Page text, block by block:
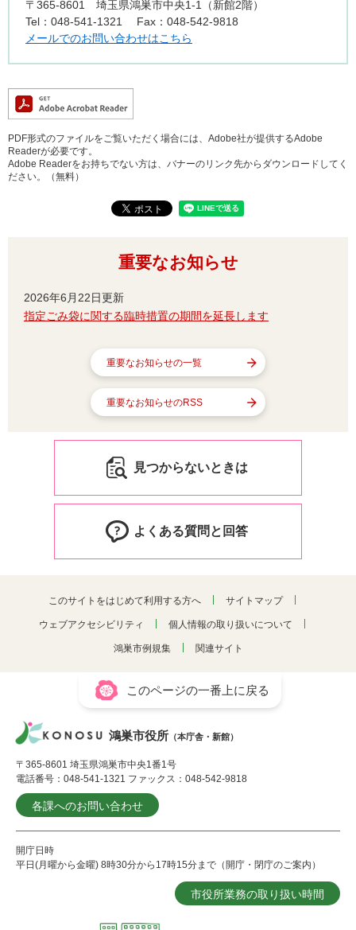
〒365-8601
埼玉県鴻巣市中央1-1（新館2階）
Tel：048-541-1321
Fax：048-542-9818
メールでのお問い合わせはこちら
PDF形式のファイルをご覧いただく場合には、Adobe社が提供するAdobe
Readerが必要です。
Adobe Readerをお持ちでない方は、バナーのリンク先からダウンロードしてく
ださい。（無料）
重要なお知らせ
2026年6月22日更新
指定ごみ袋に関する臨時措置の期間を延長します
重要なお知らせの一覧
重要なお知らせのRSS
見つからないときは
よくある質問と回答
このサイトをはじめて利用する方へ サイトマップ
ウェブアクセシビリティ 個人情報の取り扱いについて
鴻巣市例規集 関連サイト
このページの一番上に戻る
鴻巣市役所 （本庁舎・新館）
〒365-8601 埼玉県鴻巣市中央1番1号
電話番号：048-541-1321 ファックス：048-542-9818
各課へのお問い合わせ
開庁日時
平日(月曜から金曜) 8時30分から17時15分まで（開庁・閉庁のご案内）
市役所業務の取り扱い時間